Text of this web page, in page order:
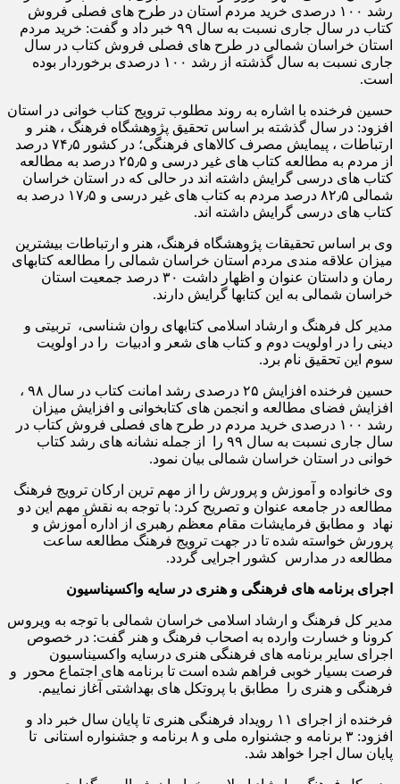
رشد ۱۰۰ درصدی خرید مردم استان در طرح های فصلی فروش
کتاب در سال جاری نسبت به سال ۹۹ خبر داد و گفت: خرید مردم
استان خراسان شمالی در طرح های فصلی فروش کتاب در سال
جاری نسبت به سال گذشته از رشد ۱۰۰ درصدی برخوردار بوده
است.
حسین فرخنده با اشاره به روند مطلوب ترویج کتاب خوانی در استان
افزود: در سال گذشته بر اساس تحقیق پژوهشگاه فرهنگ ، هنر و
ارتباطات ، پیمایش مصرف کالاهای فرهنگی؛ در کشور ۷۴٫۵ درصد
از مردم به مطالعه کتاب های غیر درسی و ۲۵٫۵ درصد به مطالعه
کتاب های درسی گرایش داشته اند در حالی که در استان خراسان
شمالی ۸۲٫۵ درصد مردم به کتاب های غیر درسی و ۱۷٫۵ درصد به
کتاب های درسی گرایش داشته اند.
وی بر اساس تحقیقات پژوهشگاه فرهنگ، هنر و ارتباطات بیشترین
میزان علاقه مندی مردم استان خراسان شمالی را مطالعه کتابهای
رمان و داستان عنوان و اظهار داشت ۳۰ درصد جمعیت استان
خراسان شمالی به این کتابها گرایش دارند.
مدیر کل فرهنگ و ارشاد اسلامی کتابهای روان شناسی، تربیتی و
دینی را در اولویت دوم و کتاب های شعر و ادبیات را در اولویت
سوم این تحقیق نام برد.
حسین فرخنده افزایش ۲۵ درصدی رشد امانت کتاب در سال ۹۸ ،
افزایش فضای مطالعه و انجمن های کتابخوانی و افزایش میزان
رشد ۱۰۰ درصدی خرید مردم در طرح های فصلی فروش کتاب در
سال جاری نسبت به سال ۹۹ را از جمله نشانه های رشد کتاب
خوانی در استان خراسان شمالی بیان نمود.
وی خانواده و آموزش و پرورش را از مهم ترین ارکان ترویج فرهنگ
مطالعه در جامعه عنوان و تصریح کرد: با توجه به نقش مهم این دو
نهاد و مطابق فرمایشات مقام معظم رهبری از اداره آموزش و
پرورش خواسته شده تا در جهت ترویج فرهنگ مطالعه ساعت
مطالعه در مدارس کشور اجرایی گردد.
اجرای برنامه های فرهنگی و هنری در سایه واکسیناسیون
مدیر کل فرهنگ و ارشاد اسلامی خراسان شمالی با توجه به ویروس
کرونا و خسارت وارده به اصحاب فرهنگ و هنر گفت: در خصوص
اجرای سایر برنامه های فرهنگی هنری درسایه واکسیناسیون
فرصت بسیار خوبی فراهم شده است تا برنامه های اجتماع محور و
فرهنگی و هنری را مطابق با پروتکل های بهداشتی آغاز نماییم.
فرخنده از اجرای ۱۱ رویداد فرهنگی هنری تا پایان سال خبر داد و
افزود: ۳ برنامه و جشنواره ملی و ۸ برنامه و جشنواره استانی تا
پایان سال اجرا خواهد شد.